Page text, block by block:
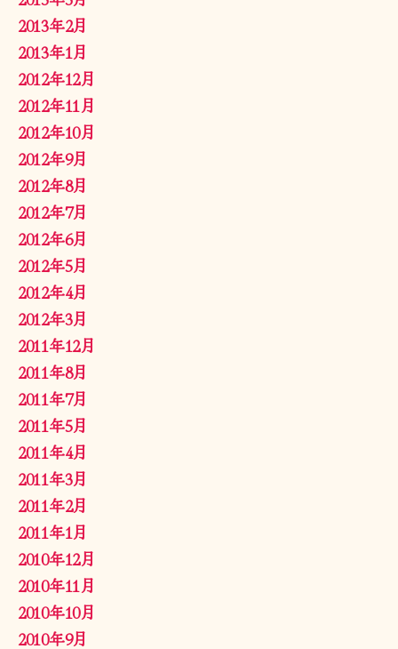
2013年2月
2013年1月
2012年12月
2012年11月
2012年10月
2012年9月
2012年8月
2012年7月
2012年6月
2012年5月
2012年4月
2012年3月
2011年12月
2011年8月
2011年7月
2011年5月
2011年4月
2011年3月
2011年2月
2011年1月
2010年12月
2010年11月
2010年10月
2010年9月